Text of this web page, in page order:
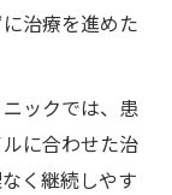
治療を進めた
ックでは、患
に合わせた治
く継続しやす